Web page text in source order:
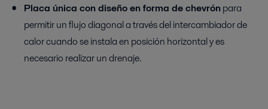
Placa única con diseño en forma de chevrón para
permitir un flujo diagonal a través del intercambiador de
calor cuando se instala en posición horizontal y es
necesario realizar un drenaje.